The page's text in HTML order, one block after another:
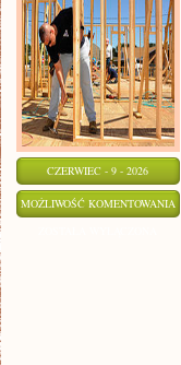
CZERWIEC - 9 - 2026
MOŻLIWOŚĆ KOMENTOWANIA